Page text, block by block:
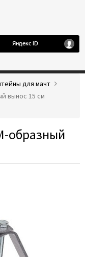
для мачт
вынос 15 см
образный